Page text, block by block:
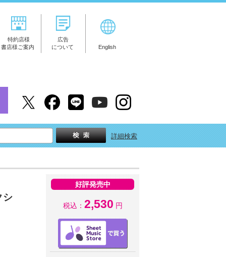
特約店様
書店様ご案内
広告
について
English
詳細検索
シ
好評発売中
税込： 2,530 円